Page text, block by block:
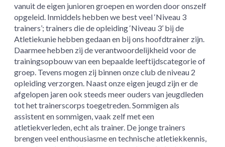
vanuit de eigen junioren groepen en worden door onszelf
opgeleid. Inmiddels hebben we best veel ‘Niveau 3
trainers’; trainers die de opleiding ‘Niveau 3’ bij de
Atletiekunie hebben gedaan en bij ons hoofdtrainer zijn.
Daarmee hebben zij de verantwoordelijkheid voor de
trainingsopbouw van een bepaalde leeftijdscategorie of
groep. Tevens mogen zij binnen onze club de niveau 2
opleiding verzorgen. Naast onze eigen jeugd zijn er de
afgelopen jaren ook steeds meer ouders van jeugdleden
tot het trainerscorps toegetreden. Sommigen als
assistent en sommigen, vaak zelf met een
atletiekverleden, echt als trainer. De jonge trainers
brengen veel enthousiasme en technische atletiekkennis,